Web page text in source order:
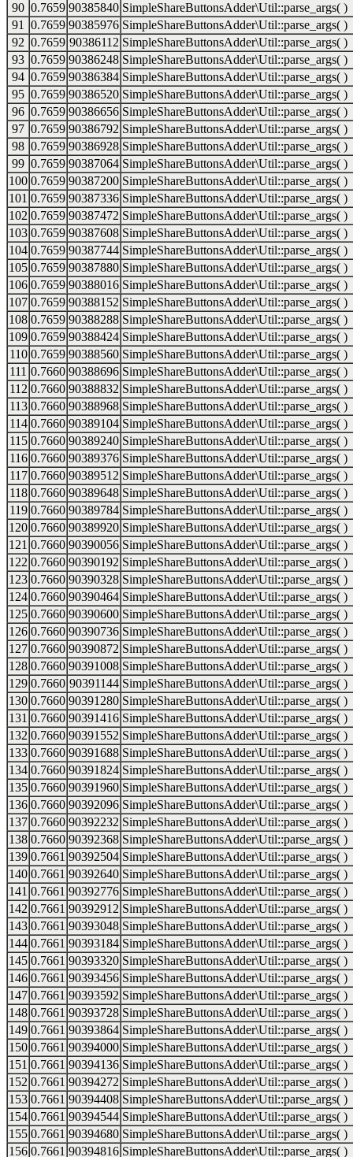
90 0.7659 90385840 SimpleShareButtonsAdder\Util::parse_args( )
91
0.7659 90385976 SimpleShareButtonsAdder\Util::parse_args( )
92 0.7659 90386112 SimpleShareButtonsAdder\Util::parse_args( )
93 0.7659 90386248 SimpleShareButtonsAdder\Util::parse_args( )
94 0.7659 90386384 SimpleShareButtonsAdder\Util::parse_args( )
95 0.7659 90386520 SimpleShareButtonsAdder\Util::parse_args( )
96 0.7659 90386656 SimpleShareButtonsAdder\Util::parse_args( )
97 0.7659 90386792 SimpleShareButtonsAdder\Util::parse_args( )
98 0.7659 90386928 SimpleShareButtonsAdder\Util::parse_args( )
99 0.7659 90387064 SimpleShareButtonsAdder\Util::parse_args( )
100 0.7659 90387200 SimpleShareButtonsAdder\Util::parse_args( )
101 0.7659 90387336 SimpleShareButtonsAdder\Util::parse_args( )
102 0.7659 90387472 SimpleShareButtonsAdder\Util::parse_args( )
103 0.7659 90387608 SimpleShareButtonsAdder\Util::parse_args( )
104 0.7659 90387744 SimpleShareButtonsAdder\Util::parse_args( )
105 0.7659 90387880 SimpleShareButtonsAdder\Util::parse_args( )
106 0.7659 90388016 SimpleShareButtonsAdder\Util::parse_args( )
107 0.7659 90388152 SimpleShareButtonsAdder\Util::parse_args( )
108 0.7659 90388288 SimpleShareButtonsAdder\Util::parse_args( )
109 0.7659 90388424 SimpleShareButtonsAdder\Util::parse_args( )
110 0.7659 90388560 SimpleShareButtonsAdder\Util::parse_args( )
111 0.7660 90388696 SimpleShareButtonsAdder\Util::parse_args( )
112 0.7660 90388832 SimpleShareButtonsAdder\Util::parse_args( )
113 0.7660 90388968 SimpleShareButtonsAdder\Util::parse_args( )
114 0.7660 90389104 SimpleShareButtonsAdder\Util::parse_args( )
115 0.7660 90389240 SimpleShareButtonsAdder\Util::parse_args( )
116 0.7660 90389376 SimpleShareButtonsAdder\Util::parse_args( )
117 0.7660 90389512 SimpleShareButtonsAdder\Util::parse_args( )
118 0.7660 90389648 SimpleShareButtonsAdder\Util::parse_args( )
119 0.7660 90389784 SimpleShareButtonsAdder\Util::parse_args( )
120 0.7660 90389920 SimpleShareButtonsAdder\Util::parse_args( )
121 0.7660 90390056 SimpleShareButtonsAdder\Util::parse_args( )
122 0.7660 90390192 SimpleShareButtonsAdder\Util::parse_args( )
123 0.7660 90390328 SimpleShareButtonsAdder\Util::parse_args( )
124 0.7660 90390464 SimpleShareButtonsAdder\Util::parse_args( )
125 0.7660 90390600 SimpleShareButtonsAdder\Util::parse_args( )
126 0.7660 90390736 SimpleShareButtonsAdder\Util::parse_args( )
127 0.7660 90390872 SimpleShareButtonsAdder\Util::parse_args( )
128 0.7660 90391008 SimpleShareButtonsAdder\Util::parse_args( )
129 0.7660 90391144 SimpleShareButtonsAdder\Util::parse_args( )
130 0.7660 90391280 SimpleShareButtonsAdder\Util::parse_args( )
131 0.7660 90391416 SimpleShareButtonsAdder\Util::parse_args( )
132 0.7660 90391552 SimpleShareButtonsAdder\Util::parse_args( )
133 0.7660 90391688 SimpleShareButtonsAdder\Util::parse_args( )
134 0.7660 90391824 SimpleShareButtonsAdder\Util::parse_args( )
135 0.7660 90391960 SimpleShareButtonsAdder\Util::parse_args( )
136 0.7660 90392096 SimpleShareButtonsAdder\Util::parse_args( )
137 0.7660 90392232 SimpleShareButtonsAdder\Util::parse_args( )
138 0.7660 90392368 SimpleShareButtonsAdder\Util::parse_args( )
139 0.7661 90392504 SimpleShareButtonsAdder\Util::parse_args( )
140 0.7661 90392640 SimpleShareButtonsAdder\Util::parse_args( )
141 0.7661 90392776 SimpleShareButtonsAdder\Util::parse_args( )
142 0.7661 90392912 SimpleShareButtonsAdder\Util::parse_args( )
143 0.7661 90393048 SimpleShareButtonsAdder\Util::parse_args( )
144 0.7661 90393184 SimpleShareButtonsAdder\Util::parse_args( )
145 0.7661 90393320 SimpleShareButtonsAdder\Util::parse_args( )
146 0.7661 90393456 SimpleShareButtonsAdder\Util::parse_args( )
147 0.7661 90393592 SimpleShareButtonsAdder\Util::parse_args( )
148 0.7661 90393728 SimpleShareButtonsAdder\Util::parse_args( )
149 0.7661 90393864 SimpleShareButtonsAdder\Util::parse_args( )
150 0.7661 90394000 SimpleShareButtonsAdder\Util::parse_args( )
151 0.7661 90394136 SimpleShareButtonsAdder\Util::parse_args( )
152 0.7661 90394272 SimpleShareButtonsAdder\Util::parse_args( )
153 0.7661 90394408 SimpleShareButtonsAdder\Util::parse_args( )
154 0.7661 90394544 SimpleShareButtonsAdder\Util::parse_args( )
155 0.7661 90394680 SimpleShareButtonsAdder\Util::parse_args( )
156 0.7661 90394816 SimpleShareButtonsAdder\Util::parse_args( )